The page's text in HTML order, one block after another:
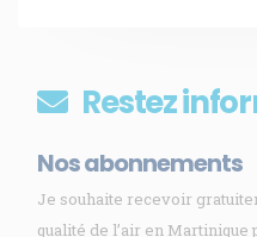
Restez
Nos abonnements
Je souhaite recevoir
qualité de l’air en